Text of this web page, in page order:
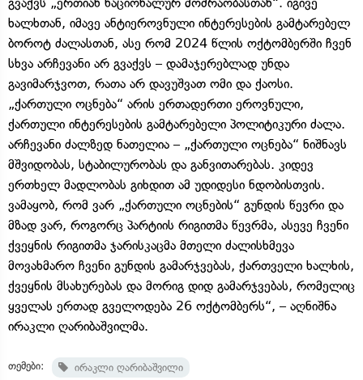
ხალხთან, იმავე ანტიეროვნული ინტერესების გამტარებელ
ბოროტ ძალასთან, ასე რომ 2024 წლის ოქტომბერში ჩვენ
სხვა არჩევანი არ გვაქვს – დამაჯერებლად უნდა
გავიმარჯვოთ, რათა არ დავუშვათ ომი და ქაოსი.
„ქართული ოცნება“ არის ერთადერთი ეროვნული,
ქართული ინტერესების გამტარებელი პოლიტიკური ძალა.
არჩევანი ძალზედ ნათელია – „ქართული ოცნება“ ნიშნავს
მშვიდობას, სტაბილურობას და განვითარებას. კიდევ
ერთხელ მადლობას გიხდით ამ უდიდესი ნდობისთვის.
ვამაყობ, რომ ვარ „ქართული ოცნების“ გუნდის წევრი და
მზად ვარ, როგორც პარტიის რიგითმა წევრმა, ასევე ჩვენი
ქვეყნის რიგითმა ჯარისკაცმა მთელი ძალისხმევა
მოვახმარო ჩვენი გუნდის გამარჯვებას, ქართველი ხალხის,
ქვეყნის მსახურებას და მორიგ დიდ გამარჯვებას, რომელიც
ყველას ერთად გველოდება 26 ოქტომბერს“, – აღნიშნა
ირაკლი ღარიბაშვილმა.
თემები: ირაკლი ღარიბაშვილი